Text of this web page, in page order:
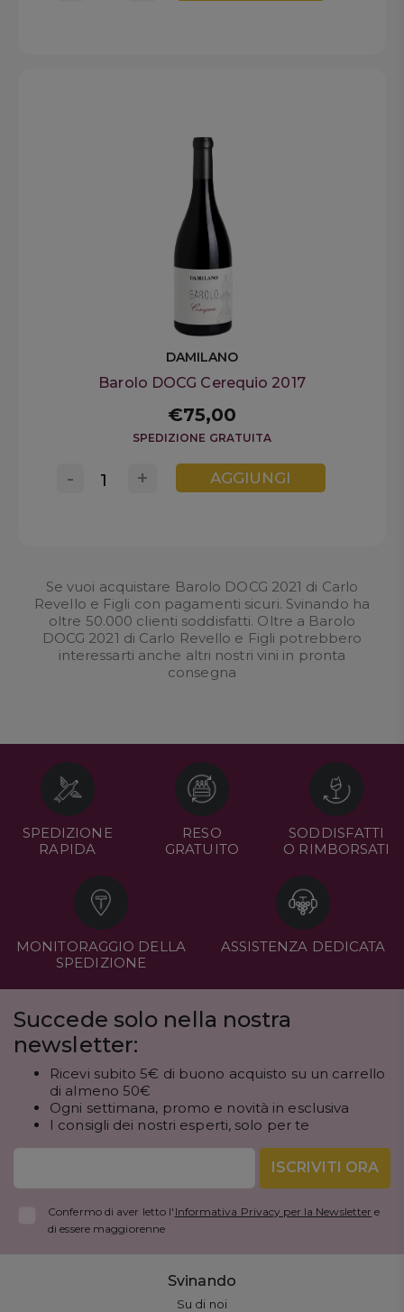
DAMILANO
Barolo DOCG Cerequio 2017
€75,00
SPEDIZIONE GRATUITA
+
- AGGIUNGI
Se vuoi acquistare Barolo DOCG 2021 di Carlo
Revello e Figli con pagamenti sicuri. Svinando ha
oltre 50.000 clienti soddisfatti. Oltre a Barolo
DOCG 2021 di Carlo Revello e Figli potrebbero
interessarti anche altri nostri vini in pronta
consegna
SPEDIZIONE
RAPIDA
RESO
GRATUITO
SODDISFATTI
O RIMBORSATI
MONITORAGGIO DELLA
SPEDIZIONE
ASSISTENZA DEDICATA
Succede solo nella nostra
newsletter:
Ricevi subito 5€ di buono acquisto su un carrello
di almeno 50€
Ogni settimana, promo e novità in esclusiva
I consigli dei nostri esperti, solo per te
ISCRIVITI ORA
Confermo di aver letto l' Informativa Privacy per la Newsletter e
di essere maggiorenne
Svinando
Su di noi